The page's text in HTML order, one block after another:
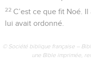
22 C’est ce que fit Noé.
lui avait ordonné.
© Société biblique française –
une Bible imprimée,